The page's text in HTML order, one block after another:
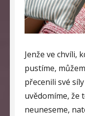
Jenže ve chvíli,
pustíme,
přecenili své
uvědomíme, že
neuneseme,